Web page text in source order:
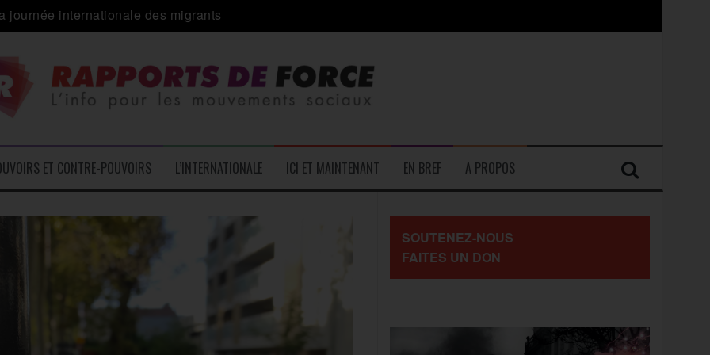
journée internationale des migrants
inédite » avec les associations d’usagers ?
– L’Actu des Oublié.es
contre « l’une des plus grandes attaques jamais menées contre les travailleurs »
ET CONTRE-POUVOIRS L’INTERNATIONALE ICI ET MAINTENANT EN BREF A PROPOS
SOUTENEZ-NOUS
FAITES UN DON